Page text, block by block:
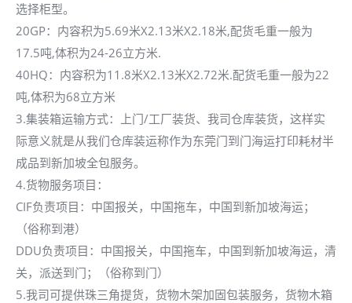
选择柜型。
20GP：内容积为5.69米X2.13米X2.18米,配货毛重一般为
17.5吨,体积为24-26立方米.
40HQ：内容积为11.8米X2.13米X2.72米.配货毛重一般为22
吨,体积为68立方米
3.集装箱运输方式：上门/工厂装货、我司仓库装货，这样实
际意义就是从我们仓库装运称作为东莞门到门海运打印耗材半
成品到新加坡全包服务。
4.货物服务项目：
CIF负责项目：中国报关，中国拖车，中国到新加坡海运；
（俗称到港）
DDU负责项目：中国报关，中国拖车，中国到新加坡海运，清
关，派送到门；（俗称到门）
5.我司可提供珠三角提货，货物木架加固包装服务，货物木箱